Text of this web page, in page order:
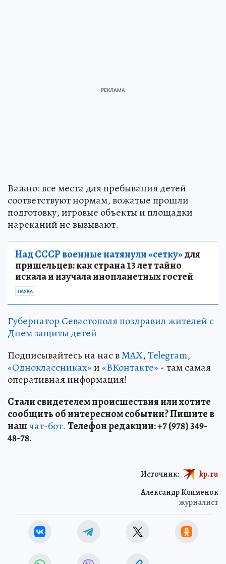
Важно: все места для пребывания детей
соответствуют нормам, вожатые прошли
подготовку, игровые объекты и площадки
нареканий не вызывают.
Над СССР военные натянули «сетку»для
пришельцев: как страна 13 лет тайно
искала и изучала инопланетных гостей
НАУКА
Губернатор Севастополя поздравил жителей с
Днем защиты детей
Подписывайтесь на нас вMAX,Telegram,
«Одноклассниках»и«ВКонтакте» - там самая
оперативная информация!
Стали свидетелем происшествия или хотите
сообщить об интересном событии? Пишите в
нашчат-бот. Телефон редакции: +7 (978) 349-
48-78.
Александр Клименок
журналист
Источник: kp.ru